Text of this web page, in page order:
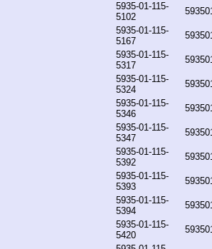
5935-01-115-
5102
5935-01-115-
5167
5935-01-115-
5317
5935-01-115-
5324
5935-01-115-
5346
5935-01-115-
5347
5935-01-115-
5392
5935-01-115-
5393
5935-01-115-
5394
5935-01-115-
5420